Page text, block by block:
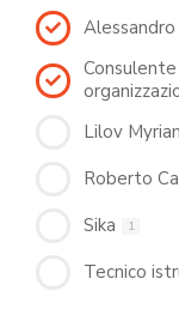
Alessandro
Lilov
Roberto
Sika 1
Tecnico